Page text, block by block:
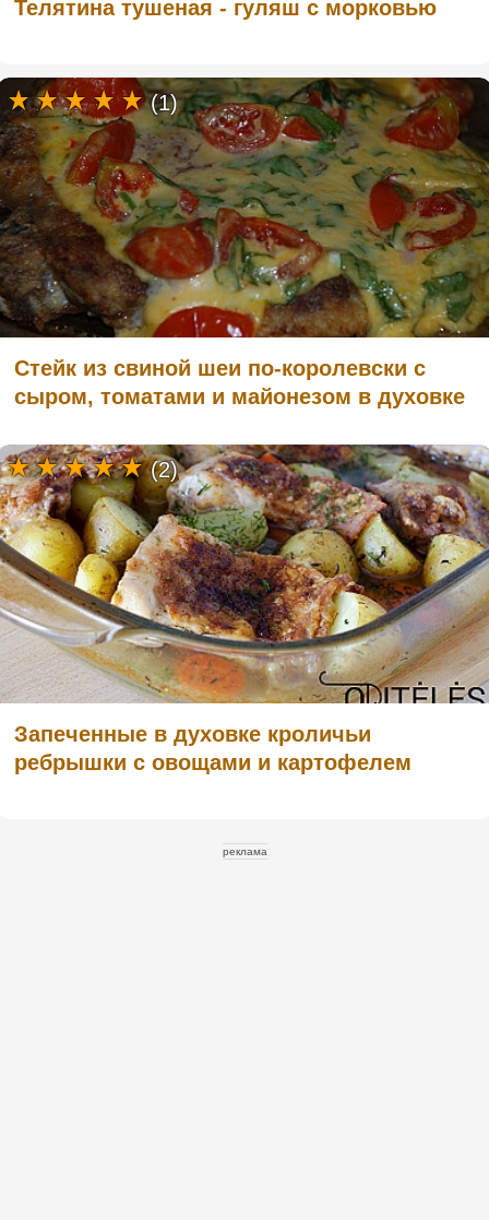
Телятина тушеная - гуляш с морковью
Стейк из свиной шеи по-королевски с
сыром, томатами и майонезом в духовке
(1)
Запеченные в духовке кроличьи
ребрышки с овощами и картофелем
(2)
реклама